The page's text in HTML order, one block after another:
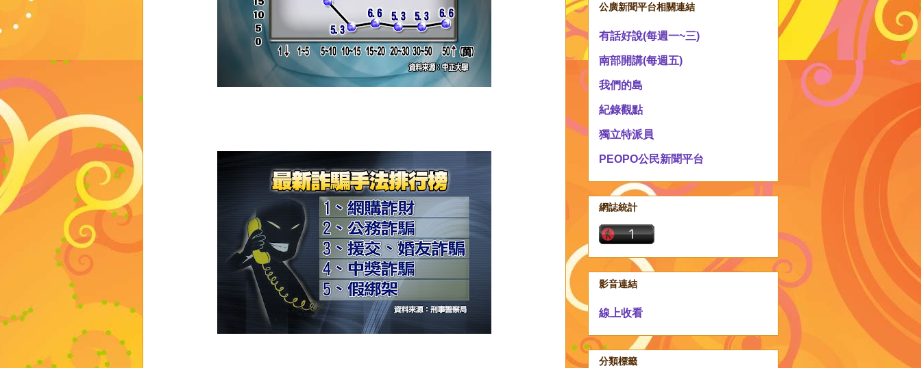
公廣新聞平台相關連結
有話好說(每週一~三)
南部開講(每週五)
我們的島
紀錄觀點
獨立特派員
PEOPO公民新聞平台
網誌統計
影音連結
線上收看
分類標籤